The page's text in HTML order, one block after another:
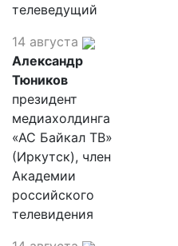
телеведущий
14 августа
Александр
Тюников
президент
медиахолдинга
«АС Байкал ТВ»
(Иркутск), член
Академии
российского
телевидения